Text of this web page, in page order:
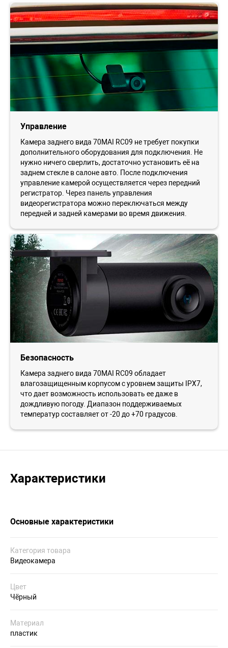
Управление
Камера заднего вида 70MAI RC09 не требует покупки
дополнительного оборудования для подключения. Не
нужно ничего сверлить, достаточно установить её на
заднем стекле в салоне авто. После подключения
управление камерой осуществляется через передний
регистратор. Через панель управления
видеорегистратора можно переключаться между
передней и задней камерами во время движения.
Безопасность
Камера заднего вида 70MAI RC09 обладает
влагозащищенным корпусом с уровнем защиты IPX7,
что дает возможность использовать ее даже в
дождливую погоду. Диапазон поддерживаемых
температур составляет от -20 до +70 градусов.
Характеристики
Основные характеристики
Категория товара
Видеокамера
Цвет
Чёрный
Материал
пластик